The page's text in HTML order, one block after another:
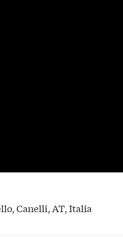
Canelli, AT, Italia